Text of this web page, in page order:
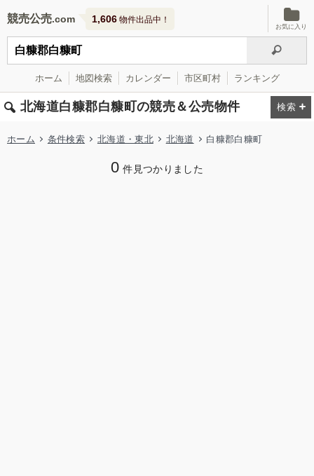
競売公売 1,606 物件出品中！
お気に入り
ホーム 地図検索 カレンダー 市区町村 ランキング
北海道白糠郡白糠町の競売＆公売物件
ホーム 条件検索 北海道・東北 北海道 白糠郡白糠町
0 件見つかりました